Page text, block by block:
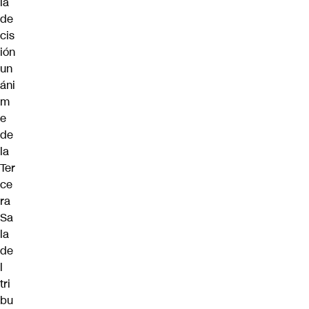
de
cis
ión
un
áni
m
e
de
la
Ter
ce
ra
Sa
la
de
l
tri
bu